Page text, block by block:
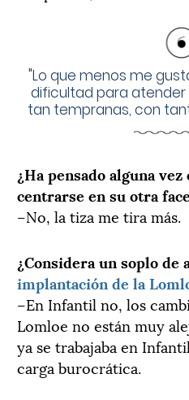
"Lo que menos me
dificultad para atender
tan tempranas, con
¿Ha pensado alguna
centrarse en su otra
–No, la tiza me tira más.
¿Considera un soplo de
implantación de la
–En Infantil no, los
Lomloe no están muy
ya se trabajaba en
carga burocrática.